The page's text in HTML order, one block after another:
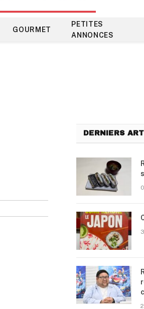
GOURMET
PETITES
ANNONCES
DERNIERS